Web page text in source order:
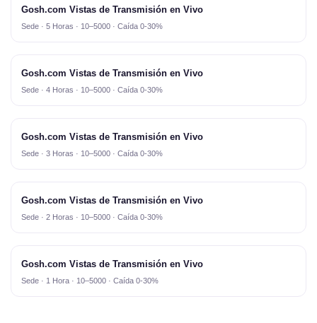
Gosh.com Vistas de Transmisión en Vivo
Sede · 5 Horas · 10–5000 · Caída 0-30%
Gosh.com Vistas de Transmisión en Vivo
Sede · 4 Horas · 10–5000 · Caída 0-30%
Gosh.com Vistas de Transmisión en Vivo
Sede · 3 Horas · 10–5000 · Caída 0-30%
Gosh.com Vistas de Transmisión en Vivo
Sede · 2 Horas · 10–5000 · Caída 0-30%
Gosh.com Vistas de Transmisión en Vivo
Sede · 1 Hora · 10–5000 · Caída 0-30%